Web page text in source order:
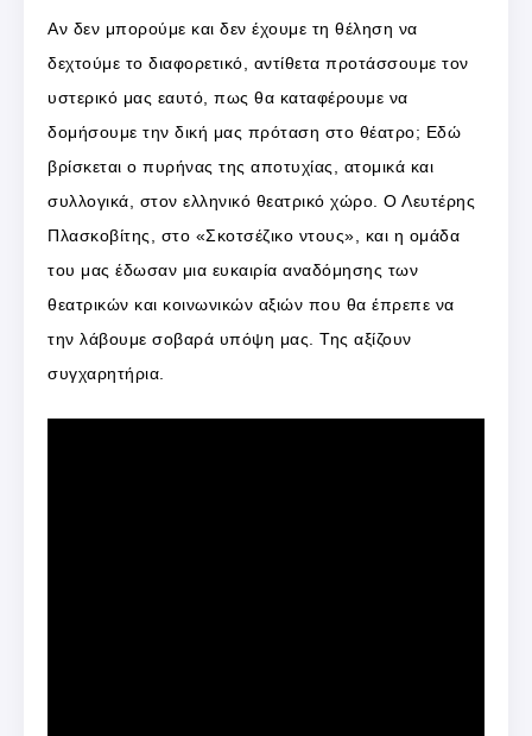
Αν δεν μπορούμε και δεν έχουμε τη θέληση να
δεχτούμε το διαφορετικό, αντίθετα προτάσσουμε τον
υστερικό μας εαυτό, πως θα καταφέρουμε να
δομήσουμε την δική μας πρόταση στο θέατρο; Εδώ
βρίσκεται ο πυρήνας της αποτυχίας, ατομικά και
συλλογικά, στον ελληνικό θεατρικό χώρο. Ο Λευτέρης
Πλασκοβίτης, στο «Σκοτσέζικο ντους», και η ομάδα
του μας έδωσαν μια ευκαιρία αναδόμησης των
θεατρικών και κοινωνικών αξιών που θα έπρεπε να
την λάβουμε σοβαρά υπόψη μας. Της αξίζουν
συγχαρητήρια.